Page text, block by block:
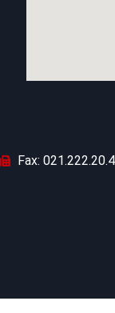
Fax: